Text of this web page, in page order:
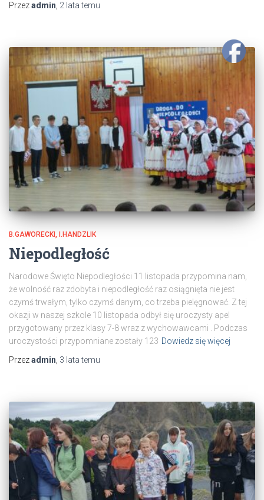
Przezadmin, 2 latatemu
B.GAWORECKI, I.HANDZLIK
Niepodległość
Narodowe Święto Niepodległości 11 listopada przypomina nam,
że wolność raz zdobyta i niepodległość raz osiągnięta nie jest
czymś trwałym, tylko czymś danym, co trzeba pielęgnować. Z tej
okazji w naszej szkole 10 listopada odbył się uroczysty apel
przygotowany przez klasy 7-8 wraz z wychowawcami . Podczas
uroczystości przypomniane zostały 123 Dowiedz się więcej
Przezadmin 3 latatemu